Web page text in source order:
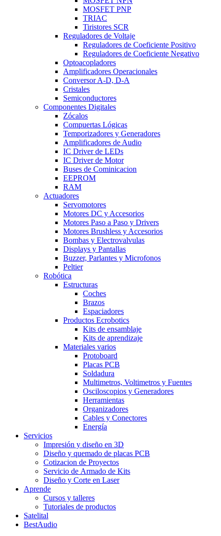
MOSFET PNP
TRIAC
Tiristores SCR
Reguladores de Voltaje
Reguladores de Coeficiente Positivo
Reguladores de Coeficiente Negativo
Optoacopladores
Amplificadores Operacionales
Conversor A-D, D-A
Cristales
Semiconductores
Componentes Digitales
Zócalos
Compuertas Lógicas
Temporizadores y Generadores
Amplificadores de Audio
IC Driver de LEDs
IC Driver de Motor
Buses de Cominicacion
EEPROM
RAM
Actuadores
Servomotores
Motores DC y Accesorios
Motores Paso a Paso y Drivers
Motores Brushless y Accesorios
Bombas y Electrovalvulas
Displays y Pantallas
Buzzer, Parlantes y Microfonos
Peltier
Robótica
Estructuras
Coches
Brazos
Espaciadores
Productos Ecrobotics
Kits de ensamblaje
Kits de aprendizaje
Materiales varios
Protoboard
Placas PCB
Soldadura
Multimetros, Voltimetros y Fuentes
Osciloscopios y Generadores
Herramientas
Organizadores
Cables y Conectores
Energía
Servicios
Impresión y diseño en 3D
Diseño y quemado de placas PCB
Cotizacion de Proyectos
Servicio de Armado de Kits
Diseño y Corte en Laser
Aprende
Cursos y talleres
Tutoriales de productos
Satelital
BestAudio